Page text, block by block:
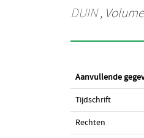
DUIN, Volume
Aanvullende
Tijdschrift
Rechten